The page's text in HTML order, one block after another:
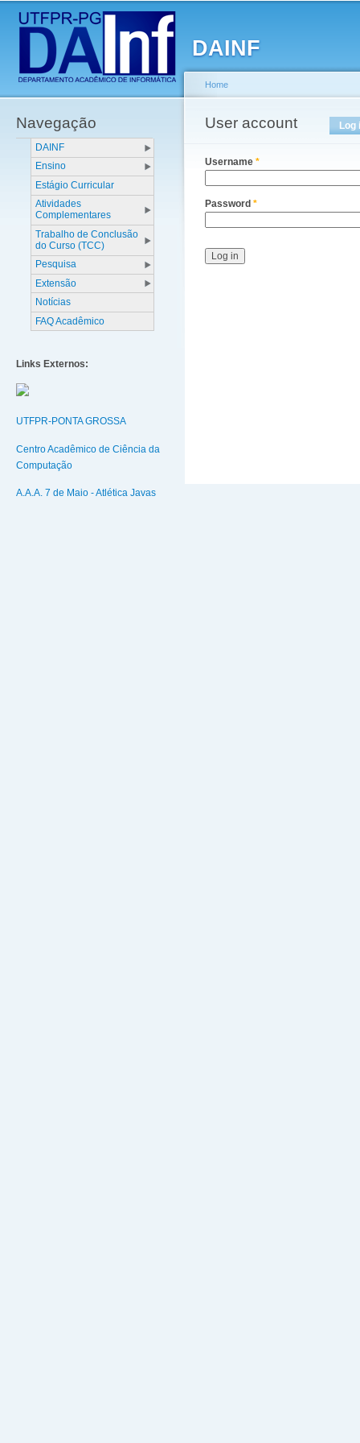
DAINF
Main menu
Navegação
DAINF
Ensino
Estágio Curricular
Atividades
Complementares
Trabalho de Conclusão
do Curso (TCC)
Pesquisa
Extensão
Notícias
FAQ Acadêmico
Links Externos:
UTFPR-PONTA GROSSA
Centro Acadêmico de Ciência da
Computação
A.A.A. 7 de Maio - Atlética Javas
You are here
Home
User account
Primary tabs Log
Username *
Password *